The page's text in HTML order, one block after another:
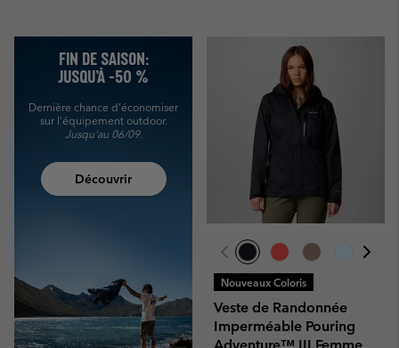
FIN DE SAISON:
JUSQU’À -50 %
Dernière chance d'économiser
sur l'équipement outdoor.
Jusqu'au 06/09.
Découvrir
Nouveaux Coloris
Veste de Randonnée
Imperméable Pouring